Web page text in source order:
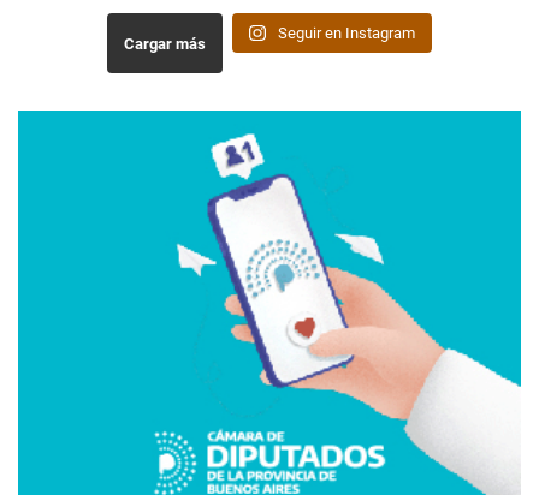
Cargar más
Seguir en Instagram